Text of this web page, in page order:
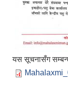
यस सूचनासँग